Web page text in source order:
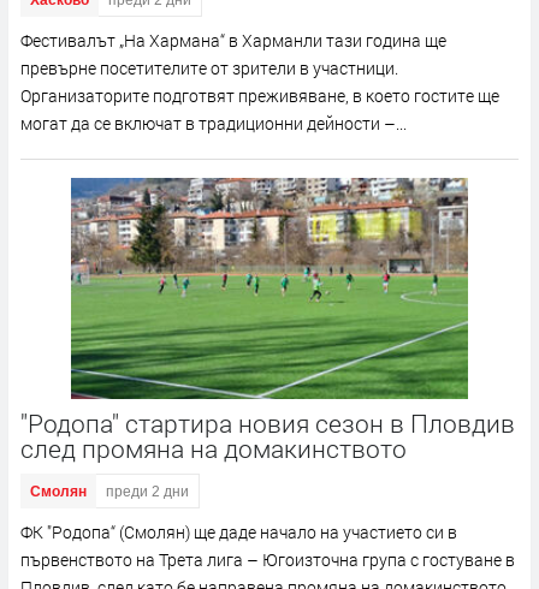
Фестивалът „На Хармана“ в Харманли тази година ще
превърне посетителите от зрители в участници.
Организаторите подготвят преживяване, в което гостите ще
могат да се включат в традиционни дейности –...
"Родопа" стартира новия сезон в Пловдив
след промяна на домакинството
Смолян преди 2 дни
ФК "Родопа“ (Смолян) ще даде начало на участието си в
първенството на Трета лига – Югоизточна група с гостуване в